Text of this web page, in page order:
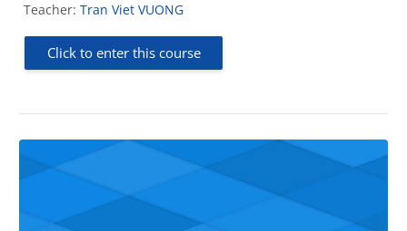
Teacher: Tran Viet VUONG
Click to enter this course